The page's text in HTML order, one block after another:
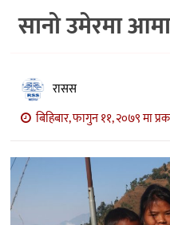
वरपर
आर्थिक
विचार
सानो उमेरमा
रासस
बिहिबार, फागुन ११, २०७९ मा